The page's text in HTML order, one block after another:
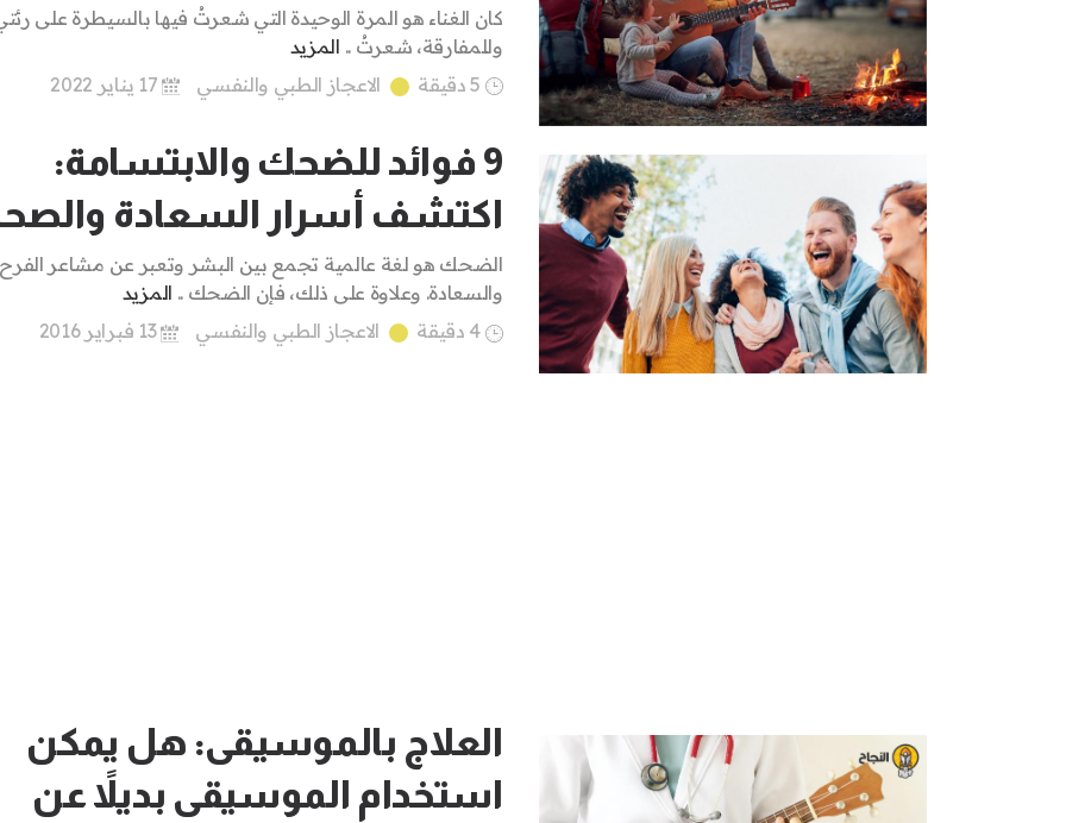
كان الغناء هو المرة الوحيدة التي شعرتُ فيها بالسيطرة على
وللمفارقة، شعرتُ .. المزيد
5 دقيقة
الاعجاز الطبي والنفسي
9 فوائد للضحك والابتسامة:
اكتشف أسرار السعادة
الضحك هو لغة عالمية تجمع بين البشر وتعبر عن مشاعر الفرح
والسعادة. وعلاوة على ذلك، فإن الضحك .. المزيد
4 دقيقة
الاعجاز الطبي والنفسي 13 فبراير 2016
العلاج بالموسيقى: هل يمكن
استخدام الموسيقى بديلاً عن